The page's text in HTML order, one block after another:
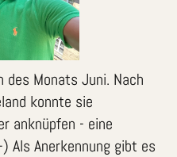
des Monats Juni. Nach
konnte sie
anknüpfen - eine
Als Anerkennung gibt es